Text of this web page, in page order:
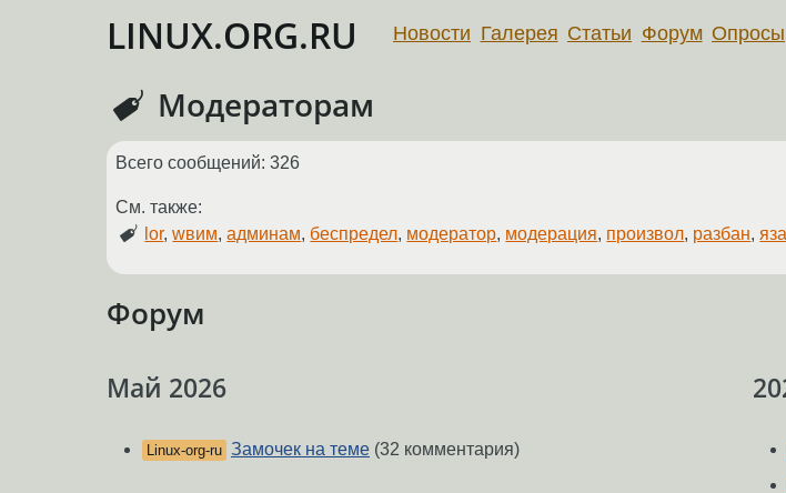
LINUX.ORG.RU Новости Галерея Статьи Форум Опросы
Модераторам
Всего сообщений: 326
См. также:
lor,wвим,админам, беспредел, модератор, модерация, произвол, разбан,
Форум
Май 2026
Linux-org-ru Замочек на теме (32 комментария)